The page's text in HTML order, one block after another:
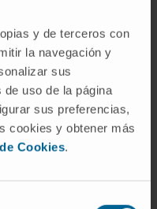
y de terceros con
la navegación y
sus
uso de la página
sus preferencias,
cookies y obtener más
Cookies.
en terapia
desde
focal con
, una alternativa
con tumores
exclusivamente
prostática.